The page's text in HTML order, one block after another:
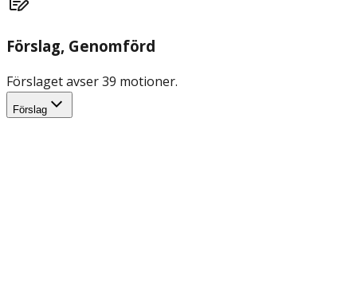
Förslag, Genomförd
Förslaget avser 39 motioner.
Förslag